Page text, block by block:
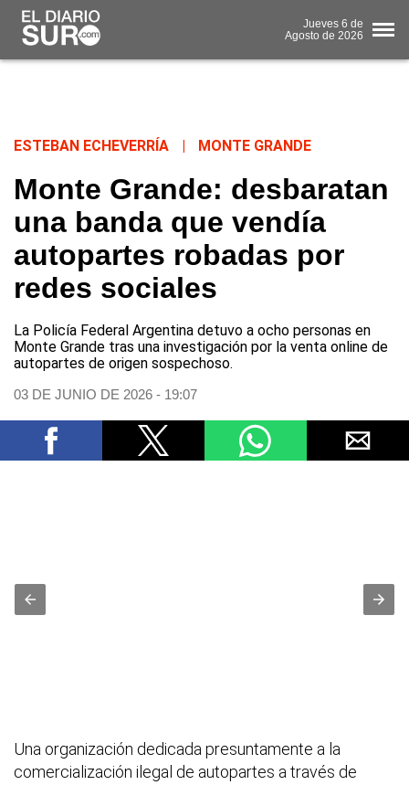
Jueves 6 de
Agosto de 2026
ESTEBAN ECHEVERRÍA MONTE GRANDE
Monte Grande: desbaratan
una banda que vendía
autopartes robadas por
redes sociales
La Policía Federal Argentina detuvo a ocho personas en
Monte Grande tras una investigación por la venta online de
autopartes de origen sospechoso.
03 DE JUNIO DE 2026 - 19:07
Una organización dedicada presuntamente a la
comercialización ilegal de autopartes a través de